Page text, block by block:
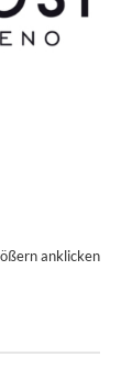
anklicken